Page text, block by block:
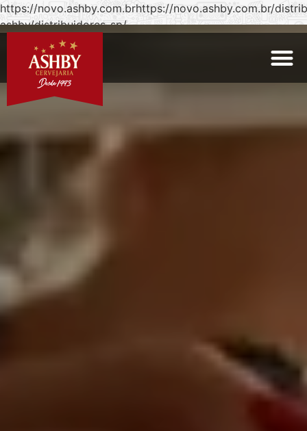
https://novo.ashby.com.brhttps://novo.ashby.com.br/
ashby/distribuidores-sp/